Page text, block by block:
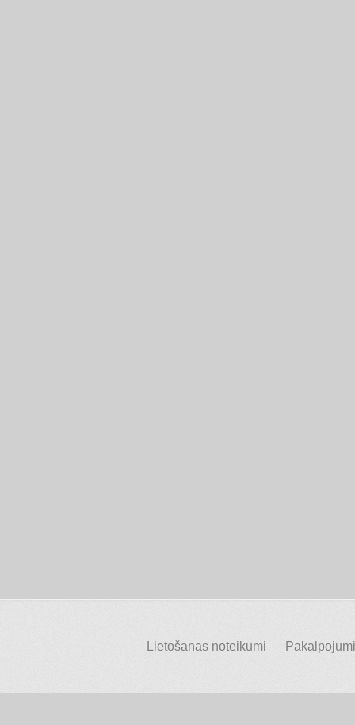
Lietošanas noteikumi